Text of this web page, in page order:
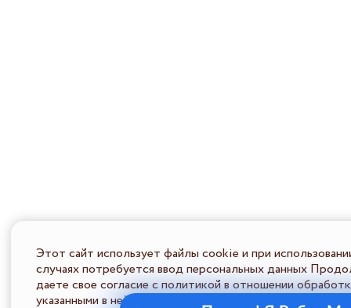
Этот сайт использует файлы cookie и при
случаях потребуется ввод персональных данных
даете свое согласие с политикой в отношении
указанными в ней условиями обработки персональной